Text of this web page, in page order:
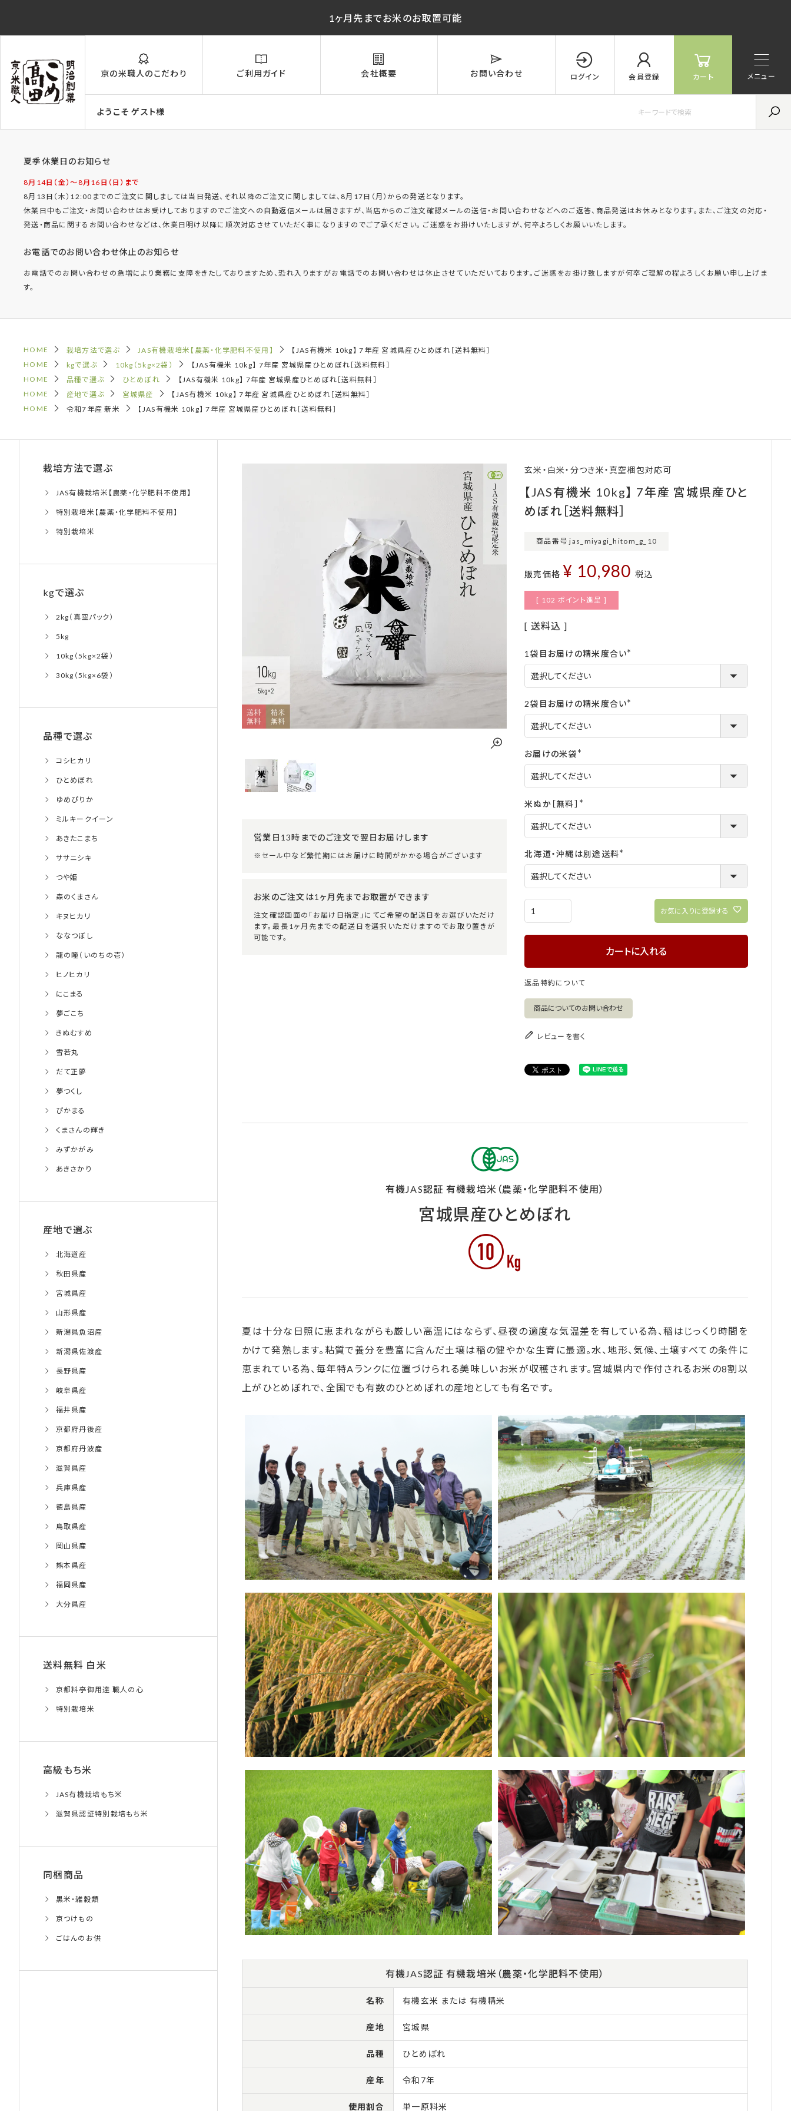
1ヶ月先までお米のお取置可能
京の米職人のこだわり ご利用ガイド 会社概要 お問い合わせ ログイン 会員登録 カート
ようこそ ゲスト様
メニュー
夏季休業日のお知らせ
8月14日（金）〜8月16日（日）まで
8月13日（木）12:00までのご注文に関しましては当日発送、それ以降のご注文に関しましては、8月17日（月）からの発送となります。
休業日中もご注文・お問い合わせはお受けしておりますのでご注文への自動返信メールは届きますが、当店からのご注文確認メールの送信・お問い合わせなどへのご返答、商品発送はお休みとなります。また、ご注文の対応・
発送・商品に関するお問い合わせなどは、休業日明け以降に順次対応させていただく事になりますのでご了承ください。 ご迷惑をお掛けいたしますが、何卒よろしくお願いいたします。
お電話でのお問い合わせ休止のお知らせ
お電話でのお問い合わせの急増により業務に支障をきたしておりますため、恐れ入りますがお電話でのお問い合わせは休止させていただいております。ご迷惑をお掛け致しますが何卒ご理解の程よろしくお願い申し上げま
す。
HOME 栽培方法で選ぶ JAS有機栽培米【農薬・化学肥料不使用】
【JAS有機米 10kg】 7年産 宮城県産ひとめぼれ［送料無料］
HOME
kgで選ぶ 10kg（5kg×2袋）
【JAS有機米 10kg】 7年産 宮城県産ひとめぼれ［送料無料］
HOME
品種で選ぶ ひとめぼれ
【JAS有機米 10kg】 7年産 宮城県産ひとめぼれ［送料無料］
HOME
産地で選ぶ 宮城県産
【JAS有機米 10kg】 7年産 宮城県産ひとめぼれ［送料無料］
HOME
令和7年産 新米 【JAS有機米 10kg】 7年産 宮城県産ひとめぼれ［送料無料］
営業日13時までのご注文で翌日お届けします
※セール中など繁忙期にはお届けに時間がかかる場合がございます
お米のご注文は1ヶ月先までお取置ができます
注文確認画面の「お届け日指定」にてご希望の配送日をお選びいただけ
ます。最長1ヶ月先までの配送日を選択いただけますのでお取り置きが
可能です。
玄米・白米・分つき米・真空梱包対応可
【JAS有機米 10kg】 7年産 宮城県産ひと
めぼれ［送料無料］
商品番号 jas_miyagi_hitom_g_10
販売価格 ¥ 10,980 税込
[ 102 ポイント進呈 ]
送料込
1袋目お届けの精米度合い
(必
2袋目お届けの精米度合い
(必
お届けの米袋
(必
須)
米ぬか［無料］
(必
須)
北海道・沖縄は別途送料
(必
お気に入りに登録する
カートに入れる
返品特約について
商品についてのお問い合わせ
レビューを書く
有機JAS認証 有機栽培米（農薬・化学肥料不使用）
宮城県産ひとめぼれ
夏は十分な日照に恵まれながらも厳しい高温にはならず、昼夜の適度な気温差を有している為、稲はじっくり時間を
かけて発熟します。粘質で養分を豊富に含んだ土壌は稲の健やかな生育に最適。水、地形、気候、土壌すべての条件に
恵まれている為、毎年特Aランクに位置づけられる美味しいお米が収穫されます。宮城県内で作付されるお米の8割以
上がひとめぼれで、全国でも有数のひとめぼれの産地としても有名です。
有機JAS認証 有機栽培米（農薬・化学肥料不使用）
名称 有機玄米 または 有機精米
産地 宮城県
品種 ひとめぼれ
産年 令和7年
使用割合 単一原料米
栽培方法で選ぶ
JAS有機栽培米【農薬・化学肥料不使用】
特別栽培米【農薬・化学肥料不使用】
特別栽培米
kgで選ぶ
2kg（真空パック）
5kg
10kg（5kg×2袋）
30kg（5kg×6袋）
品種で選ぶ
コシヒカリ
ひとめぼれ
ゆめぴりか
ミルキークイーン
あきたこまち
ササニシキ
つや姫
森のくまさん
キヌヒカリ
ななつぼし
龍の瞳（いのちの壱）
ヒノヒカリ
にこまる
夢ごこち
きぬむすめ
雪若丸
だて正夢
夢つくし
ぴかまる
くまさんの輝き
みずかがみ
あきさかり
産地で選ぶ
北海道産
秋田県産
宮城県産
山形県産
新潟県魚沼産
新潟県佐渡産
長野県産
岐阜県産
福井県産
京都府丹後産
京都府丹波産
滋賀県産
兵庫県産
徳島県産
鳥取県産
岡山県産
熊本県産
福岡県産
大分県産
送料無料 白米
京都料亭御用達 職人の心
特別栽培米
高級もち米
JAS有機栽培もち米
滋賀県認証特別栽培もち米
同梱商品
黒米・雑穀類
京つけもの
ごはんのお供